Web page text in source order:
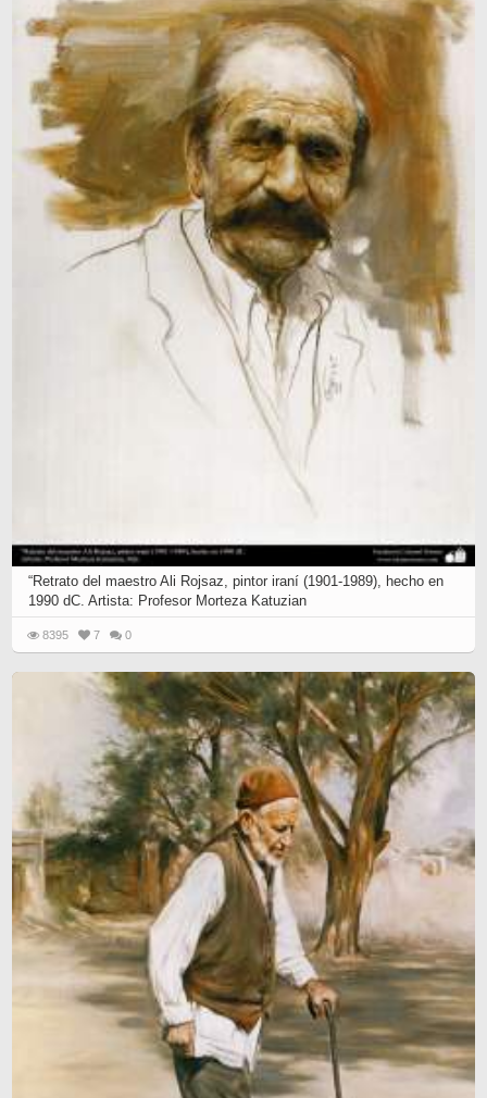
“Retrato del maestro Ali Rojsaz, pintor iraní (1901-1989), hecho en
1990 dC. Artista: Profesor Morteza Katuzian
8395 7 0